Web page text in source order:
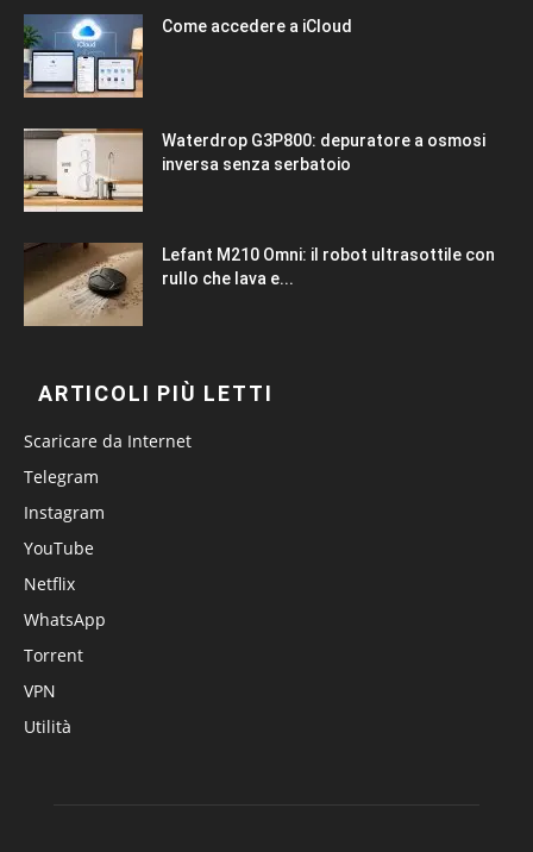
Come accedere a iCloud
Waterdrop G3P800: depuratore a osmosi
inversa senza serbatoio
Lefant M210 Omni: il robot ultrasottile con
rullo che lava e...
ARTICOLI PIÙ LETTI
Scaricare da Internet
Telegram
Instagram
YouTube
Netflix
WhatsApp
Torrent
VPN
Utilità